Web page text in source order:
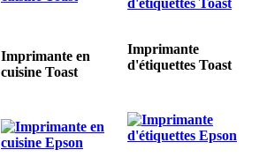
Imprimante en
cuisine Toast
Imprimante
d'étiquettes Toast